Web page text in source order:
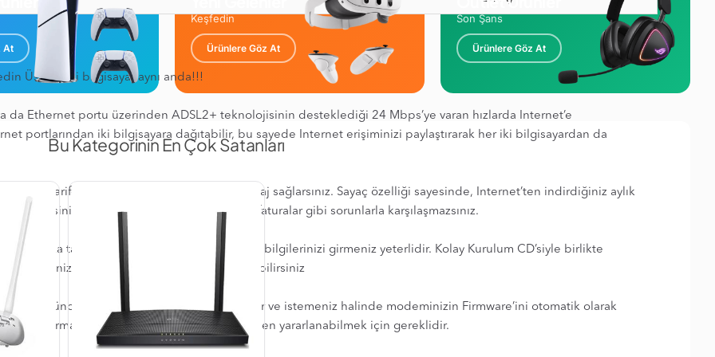
Üstelik iki bilgisayar aynı anda!!!
da Ethernet portu üzerinden ADSL2+ teknolojisinin desteklediği 24 Mbps’ye varan hızlarda Internet’e
portlarından iki bilgi­sayara dağıtabilir, bu sayede Internet erişiminizi paylaştırarak her iki bilgisayardan da
ADSL tarifesi kullanıyorsanız büyük bir avantaj sağlarsınız. Sayaç özelliği sayesinde, Internet’ten indirdiğiniz aylık
Böylelikle limit aşımı ve yüksek faturalar gibi sorunlarla karşılaşmazsınız.
takmanız ve sadece ADSL abonelik bilgilerinizi girmeniz yeterlidir. Kolay Kurulum CD’siyle birlikte
modeminizin ayarlarını kolay bir şekilde yapabilirsiniz
bir güncelleme olduğunda sizi bilgilendirir ve istemeniz halinde modeminizin Firmware’ini otomatik olarak
performansı almak ve en yeni teknolojilerden yararlanabilmek için gereklidir.
At
Keşfedin
Ürünlere Göz At
Son Şans
Ürünlere Göz At
Bu Kategorinin En Çok Satanları